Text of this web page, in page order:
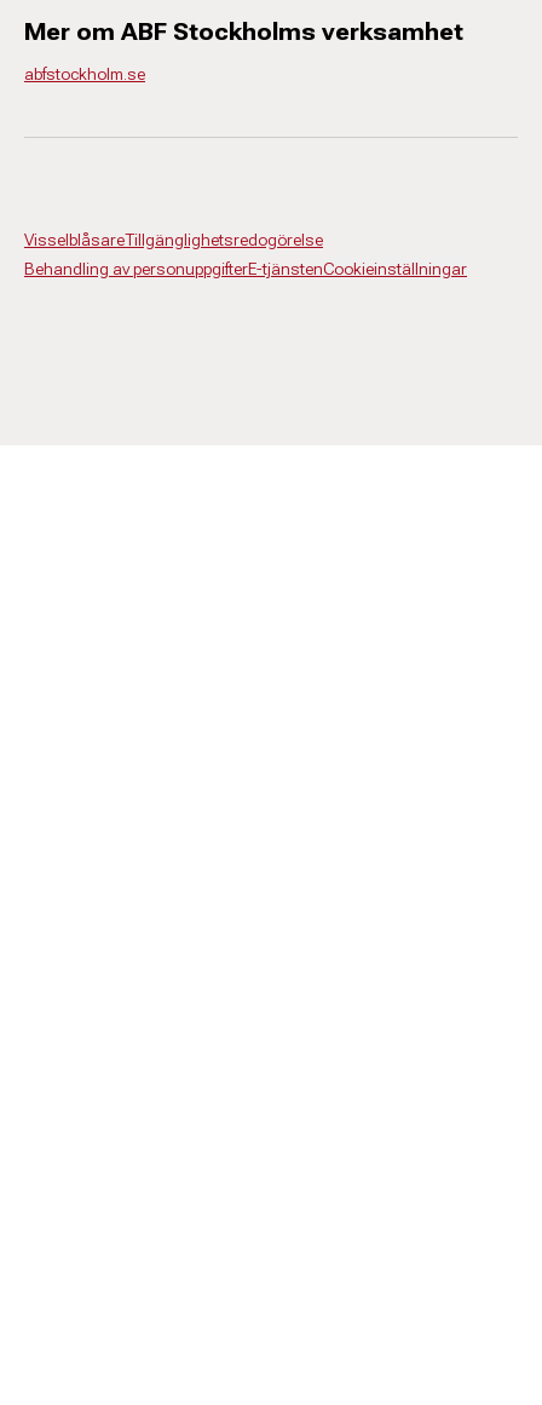
Mer om ABF Stockholms verksamhet
abfstockholm.se
VisselblåsareTillgänglighetsredogörelse
Behandling av personuppgifterE-tjänstenCookieinställningar